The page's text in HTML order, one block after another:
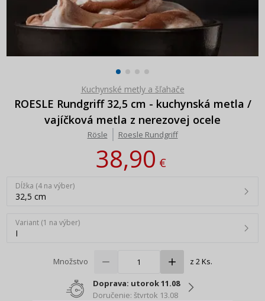
Kuchynské metly a šľahače
ROESLE Rundgriff 32,5 cm - kuchynská metla /
vajíčková metla z nerezovej ocele
Rösle Roesle Rundgriff
38,90€
Dĺžka (4 na výber)
32,5 cm
Variant (1 na výber)
I
Množstvo z 2 Ks.
Doprava: utorok 11.08
Doručenie: štvrtok 13.08